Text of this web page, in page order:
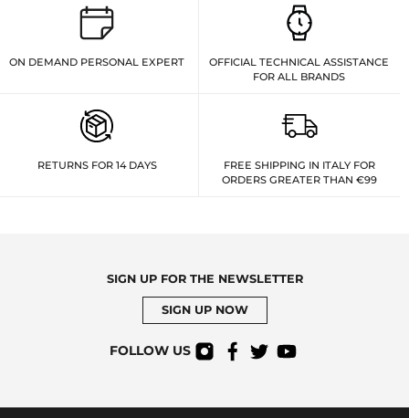
ON DEMAND PERSONAL EXPERT
OFFICIAL TECHNICAL ASSISTANCE
FOR ALL BRANDS
RETURNS FOR 14 DAYS
FREE SHIPPING IN ITALY FOR
ORDERS GREATER THAN €99
SIGN UP FOR THE NEWSLETTER
SIGN UP NOW
FOLLOW US